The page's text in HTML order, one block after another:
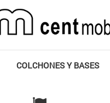
COLCHONES Y BASES